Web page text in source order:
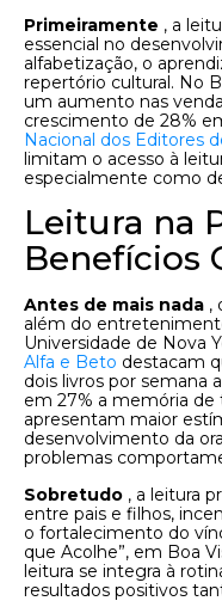
Primeiramente , a
essencial no
alfabetização, o
repertório cultural. No
um aumento nas
crescimento de 28%
Nacional dos Editores
limitam o acesso à
especialmente como
Leitura na
Benefícios
Antes de mais nada ,
além do
Universidade de Nova
Alfa e Beto destacam
dois livros por semana
em 27% a memória de
apresentam maior
desenvolvimento da
problemas
Sobretudo , a leitura
entre pais e filhos,
o fortalecimento do
que Acolhe”, em Boa
leitura se integra à
resultados positivos